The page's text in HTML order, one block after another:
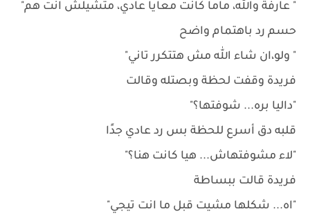
" عارفة والله، ماما كانت معايا عادي، متشيلش انت هم"
حسم رد باهتمام واضح
" ولو،ان شاء الله مش هتتكرر تاني"
فريدة وقفت لحظة وبصتله وقالت
"داليا بره... شوفتها؟"
قلبه دق أسرع للحظة بس رد عادي جدًا
"لاء مشوفتهاش... هيا كانت هنا؟"
فريدة قالت ببساطة
"اه... شكلها مشيت قبل ما انت تيجي"